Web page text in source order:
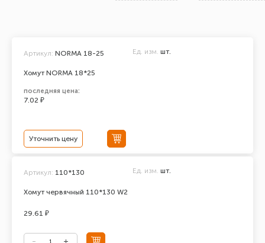
Хомут NORMA 18*25
Артикул: NORMA 18-25 Ед. изм. шт.
последняя цена:
7.02 ₽
Уточнить цену
Хомут червячный 110*130 W2
Артикул: 110*130 Ед. изм. шт.
29.61 ₽